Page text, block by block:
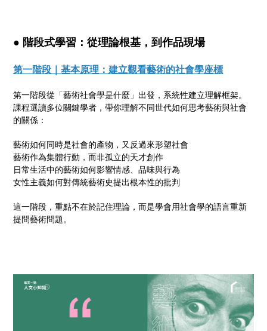
● 階段式學習：從理論根基，到作品現場
第一階段｜基本原理：建立觀看藝術的社會學座標
第一階段從「藝術社會學是什麼」出發，系統性建立理解框架。
課程選讀多位關鍵學者，帶你理解不同世代如何思考藝術與社會
的關係：
藝術如何同時是社會的產物，又反過來形塑社會
藝術作為集體行動，而非孤立的天才創作
日常生活中的藝術如何影響情感、品味與行為
女性主義如何對傳統藝術史提出根本性的批判
這一階段，重點不在於記住理論，而是學會用社會學的語言重新
提問藝術問題。